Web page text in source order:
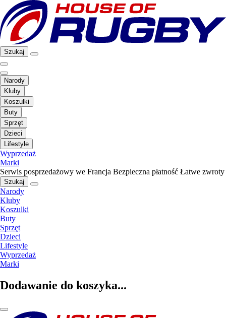
Szukaj
Narody
Kluby
Koszulki
Buty
Sprzęt
Dzieci
Lifestyle
Wyprzedaż
Marki
Serwis posprzedażowy we Francja Bezpieczna płatność Łatwe zwroty
Szukaj
Narody
Kluby
Koszulki
Buty
Sprzęt
Dzieci
Lifestyle
Wyprzedaż
Marki
Dodawanie do koszyka...